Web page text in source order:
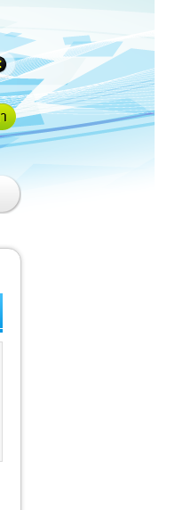
กรอกคำ
หรือ
ข้อความ
ต้องการ
ค้นหา